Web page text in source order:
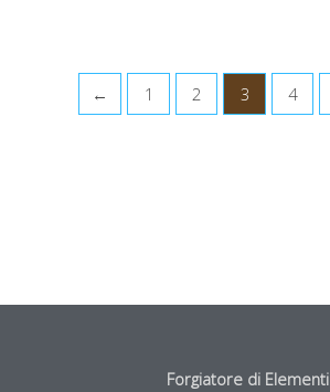
← 1 2 3 4
Forgiatore di Elementi